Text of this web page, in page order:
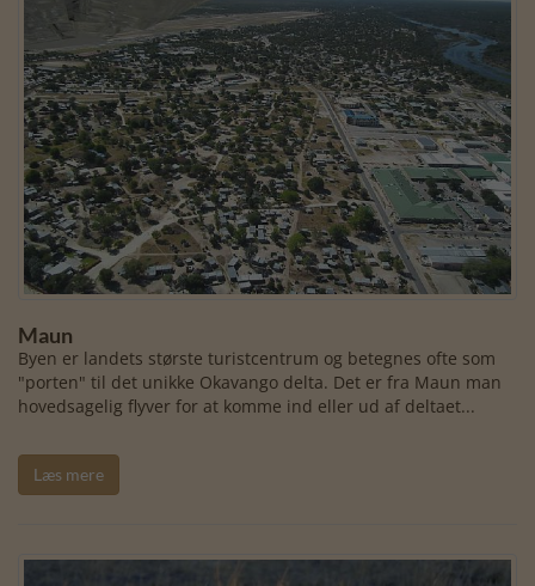
Maun
Byen er landets største turistcentrum og betegnes ofte som
"porten" til det unikke Okavango delta. Det er fra Maun man
hovedsagelig flyver for at komme ind eller ud af deltaet...
Læs mere